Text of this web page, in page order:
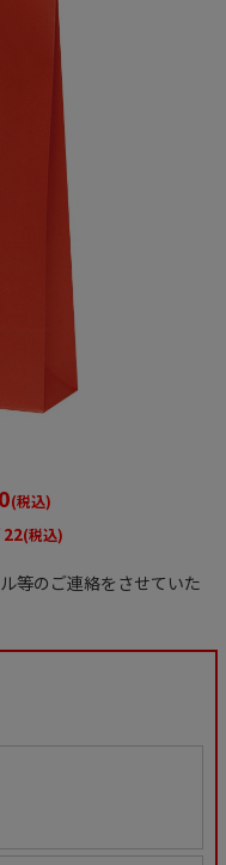
(税込)
22(税込)
等のご連絡をさせていた